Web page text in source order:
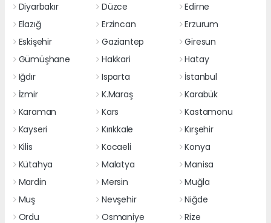
Diyarbakır
Düzce
Edirne
Elazığ
Erzincan
Erzurum
Eskişehir
Gaziantep
Giresun
Gümüşhane
Hakkari
Hatay
Iğdır
Isparta
İstanbul
İzmir
K.Maraş
Karabük
Karaman
Kars
Kastamonu
Kayseri
Kırıkkale
Kırşehir
Kilis
Kocaeli
Konya
Kütahya
Malatya
Manisa
Mardin
Mersin
Muğla
Muş
Nevşehir
Niğde
Ordu
Osmaniye Rize